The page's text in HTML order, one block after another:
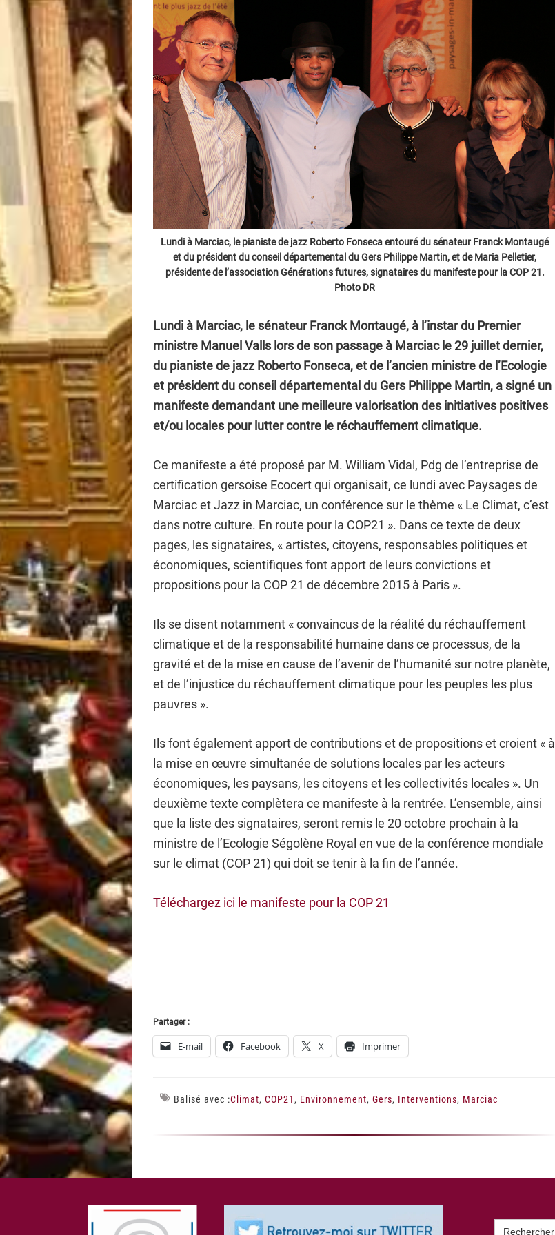
Lundi à Marciac, le pianiste de jazz Roberto Fonseca entouré du sénateur Franck Montaugé
et du président du conseil départemental du Gers Philippe Martin, et de Maria Pelletier,
présidente de l’association Générations futures, signataires du manifeste pour la COP 21.
Photo DR
Lundi à Marciac, le sénateur Franck Montaugé, à l’instar du Premier
ministre Manuel Valls lors de son passage à Marciac le 29 juillet dernier,
du pianiste de jazz Roberto Fonseca, et de l’ancien ministre de l’Ecologie
et président du conseil départemental du Gers Philippe Martin, a signé un
manifeste demandant une meilleure valorisation des initiatives positives
et/ou locales pour lutter contre le réchauffement climatique.
Ce manifeste a été proposé par M. William Vidal, Pdg de l’entreprise de
certification gersoise Ecocert qui organisait, ce lundi avec Paysages de
Marciac et Jazz in Marciac, un conférence sur le thème « Le Climat, c’est
dans notre culture. En route pour la COP21 ». Dans ce texte de deux
pages, les signataires, « artistes, citoyens, responsables politiques et
économiques, scientifiques font apport de leurs convictions et
propositions pour la COP 21 de décembre 2015 à Paris ».
Ils se disent notamment « convaincus de la réalité du réchauffement
climatique et de la responsabilité humaine dans ce processus, de la
gravité et de la mise en cause de l’avenir de l’humanité sur notre planète,
et de l’injustice du réchauffement climatique pour les peuples les plus
pauvres ».
Ils font également apport de contributions et de propositions et croient « à
la mise en œuvre simultanée de solutions locales par les acteurs
économiques, les paysans, les citoyens et les collectivités locales ». Un
deuxième texte complètera ce manifeste à la rentrée. L’ensemble, ainsi
que la liste des signataires, seront remis le 20 octobre prochain à la
ministre de l’Ecologie Ségolène Royal en vue de la conférence mondiale
sur le climat (COP 21) qui doit se tenir à la fin de l’année.
Téléchargez ici le manifeste pour la COP 21
Partager :
E-mail Facebook X Imprimer
Balisé avec :Climat, COP21 , Environnement, Gers, Interventions, Marciac
Search